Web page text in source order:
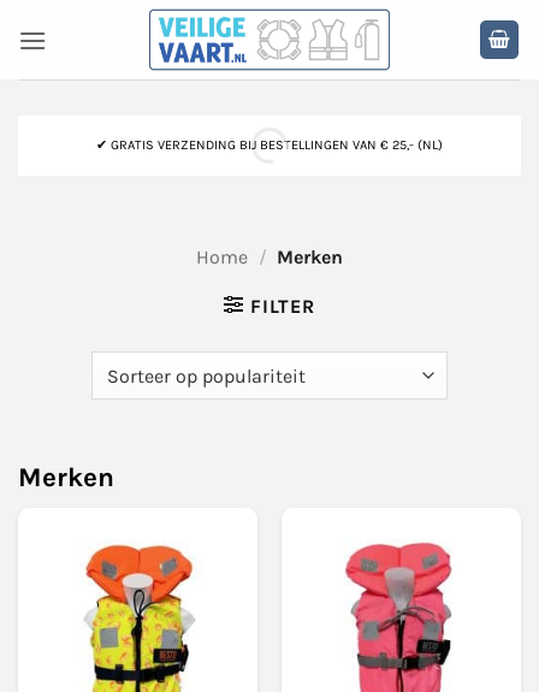
naar
inhoud
✔ GRATIS VERZENDING BIJ BESTELLINGEN VAN € 25,- (NL)
Home / Merken
FILTER
Merken